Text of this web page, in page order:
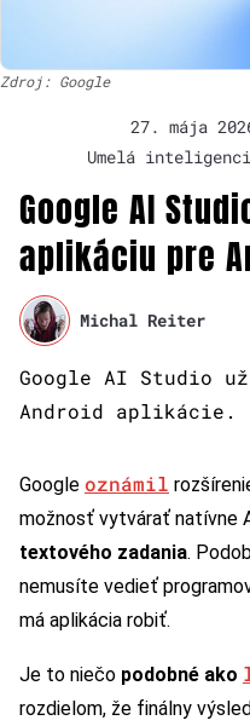
Zdroj: Google
27. mája
Umelá
Google AI
aplikáciu pre
Michal Reiter
Google AI Studio
Android aplikácie.
Google oznámil
možnosť vytvárať natívne
textového zadania.
nemusíte vedieť
má aplikácia robiť.
Je to niečo podobné ako
rozdielom, že finálny